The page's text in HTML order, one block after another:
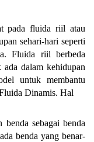
pada fluida riil atau
sehari-hari seperti
Fluida riil berbeda
dalam kehidupan
untuk membantu
Dinamis. Hal
sebagai benda
benda yang benar-